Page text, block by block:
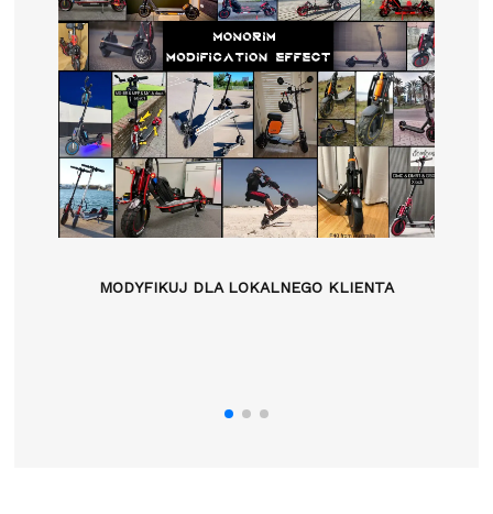
MODYFIKUJ DLA LOKALNEGO KLIENTA